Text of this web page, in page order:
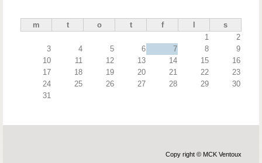
m t o t f l
s
1
2
3
4 5 6 7 8
9
10
11 12 13 14 15
16
17
18 19 20 21 22
23
24
25 26 27 28 29
30
31
Copy right © MCK Ventoux